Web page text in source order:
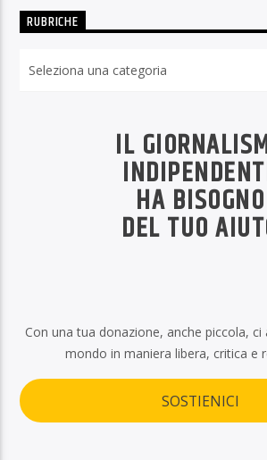
RUBRICHE
IL
HA BISOGNO
DEL TUO
Con una tua donazione, anche piccola,
mondo in maniera libera, critica e
SOSTIENICI